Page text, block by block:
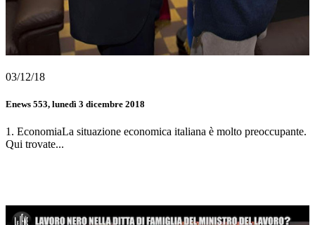
03/12/18
Enews 553, lunedì 3 dicembre 2018
1. EconomiaLa situazione economica italiana è molto preoccupante.
Qui trovate...